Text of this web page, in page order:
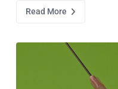
Read More